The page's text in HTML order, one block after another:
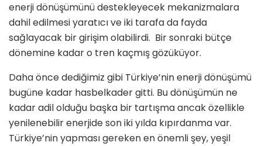
enerji dönüşümünü destekleyecek mekanizmalara
dahil edilmesi yaratıcı ve iki tarafa da fayda
sağlayacak bir girişim olabilirdi. Bir sonraki bütçe
dönemine kadar o tren kaçmış gözüküyor.
Daha önce dediğimiz gibi Türkiye’nin enerji dönüşümü
bugüne kadar hasbelkader gitti. Bu dönüşümün ne
kadar adil olduğu başka bir tartışma ancak özellikle
yenilenebilir enerjide son iki yılda kıpırdanma var.
Türkiye’nin yapması gereken en önemli şey, yeşil